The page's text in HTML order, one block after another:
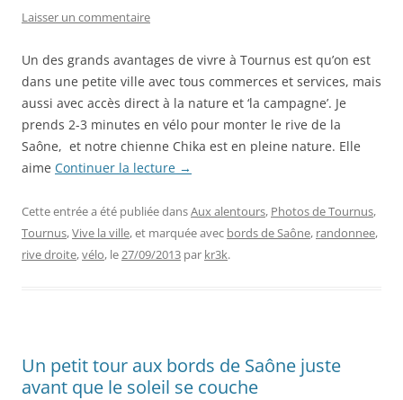
Laisser un commentaire
Un des grands avantages de vivre à Tournus est qu’on est
dans une petite ville avec tous commerces et services, mais
aussi avec accès direct à la nature et ‘la campagne’. Je
prends 2-3 minutes en vélo pour monter le rive de la
Saône, et notre chienne Chika est en pleine nature. Elle
aime Continuer la lecture →
Cette entrée a été publiée dansAux alentours, Photos de Tournus,
Tournus,Vive la ville, et marquée avec bords de Saône, randonnee,
rive droite,vélo, le27/09/2013 par kr3k.
Un petit tour aux bords de Saône juste
avant que le soleil se couche